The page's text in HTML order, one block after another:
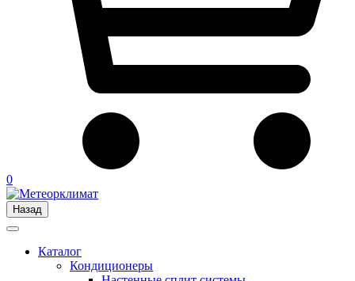
0
Назад
Каталог
Кондиционеры